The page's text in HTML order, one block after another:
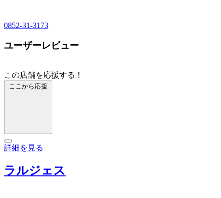
0852-31-3173
ユーザーレビュー
この店舗を応援する！
ここから応援
詳細を見る
ラルジェス